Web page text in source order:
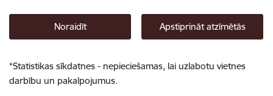
Noraidīt Apstiprināt atzīmētās
*Statistikas sīkdatnes - nepieciešamas, lai uzlabotu vietnes
darbību un pakalpojumus.